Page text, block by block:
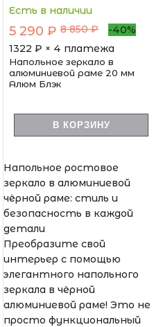
Есть в наличии
5 290 ₽ 8 850 ₽
-40%
1322 ₽ × 4 платежа
Напольное зеркало в
алюминиевой раме 20 мм
Алюм Блэк
В КОРЗИНУ
Напольное ростовое
зеркало в алюминиевой
чёрной раме: стиль и
безопасность в каждой
детали
Преобразите свой
интерьер с помощью
элегантного напольного
зеркала в чёрной
алюминиевой раме! Это не
просто функциональный